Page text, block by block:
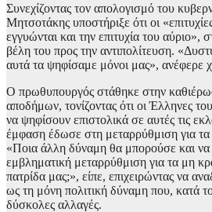
Συνεχίζοντας τον απολογισμό του
Μητσοτάκης υποστήριξε ότι οι
εγγυώνται και την επιτυχία του αύριο»,
βέλη του προς την αντιπολίτευση.
αυτά τα ψηφίσαμε μόνοι μας», ανέφερε
Ο πρωθυπουργός στάθηκε στην
αποδήμων, τονίζοντας ότι οι Έλληνες
να ψηφίσουν επιστολικά σε αυτές τις
έμφαση έδωσε στη μεταρρύθμιση για τα
«Ποια άλλη δύναμη θα μπορούσε και να
εμβληματική μεταρρύθμιση για τα μη
πατρίδα μας;», είπε, επιχειρώντας να
ως τη μόνη πολιτική δύναμη που, κατά
δύσκολες αλλαγές.